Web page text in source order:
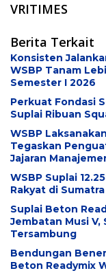
VRITIMES
Berita Terkait
Konsisten
WSBP Tanam
Semester I 2026
Perkuat Fondasi
Suplai Ribuan
WSBP
Tegaskan
Jajaran
WSBP Suplai
Rakyat di
Suplai Beton
Jembatan Musi
Tersambung
Bendungan
Beton Readymix